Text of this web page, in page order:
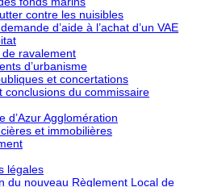
contre les nuisibles
d’aide à l’achat d’un VAE
ravalement
d’urbanisme
et concertations
conclusions du commissaire
d’Azur Agglomération
et immobilières
légales
du nouveau Règlement Local de